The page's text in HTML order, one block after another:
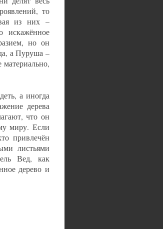
то
из них –
искажённое
но он
а Пуруша –
материально,
а иногда
дерева
что он
миру. Если
привлечён
листьями
Вед, как
дерево и